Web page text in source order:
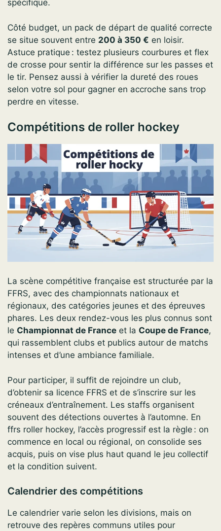
spécifique.
Côté budget, un pack de départ de qualité correcte
se situe souvent entre 200 à 350 € en loisir.
Astuce pratique : testez plusieurs courbures et flex
de crosse pour sentir la différence sur les passes et
le tir. Pensez aussi à vérifier la dureté des roues
selon votre sol pour gagner en accroche sans trop
perdre en vitesse.
Compétitions de roller hockey
La scène compétitive française est structurée par la
FFRS, avec des championnats nationaux et
régionaux, des catégories jeunes et des épreuves
phares. Les deux rendez-vous les plus connus sont
le Championnat de France et la Coupe de France,
qui rassemblent clubs et publics autour de matchs
intenses et d’une ambiance familiale.
Pour participer, il suffit de rejoindre un club,
d’obtenir sa licence FFRS et de s’inscrire sur les
créneaux d’entraînement. Les staffs organisent
souvent des détections ouvertes à l’automne. En
ffrs roller hockey, l’accès progressif est la règle : on
commence en local ou régional, on consolide ses
acquis, puis on vise plus haut quand le jeu collectif
et la condition suivent.
Calendrier des compétitions
Le calendrier varie selon les divisions, mais on
retrouve des repères communs utiles pour